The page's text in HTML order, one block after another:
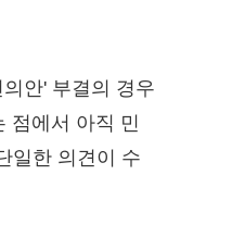
안' 부결의 경우
점에서 아직 민
일한 의견이 수